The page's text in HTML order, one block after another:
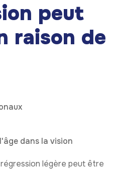
peut
raison de
dans la vision
légère peut être